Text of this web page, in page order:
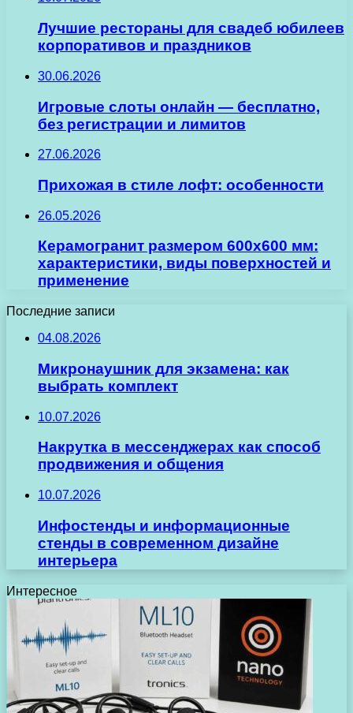
Лучшие рестораны для свадеб юбилеев
корпоративов и праздников
30.06.2026
Игровые слоты онлайн — бесплатно,
без регистрации и лимитов
27.06.2026
Прихожая в стиле лофт: особенности
26.05.2026
Керамогранит размером 600х600 мм:
характеристики, виды поверхностей и
применение
Последние записи
04.08.2026
Микронаушник для экзамена: как
выбрать комплект
10.07.2026
Накрутка в мессенджерах как способ
продвижения и общения
10.07.2026
Инфостенды и информационные
стенды в современном дизайне
интерьера
Интересное